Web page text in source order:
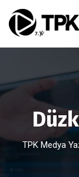
TPK Medya